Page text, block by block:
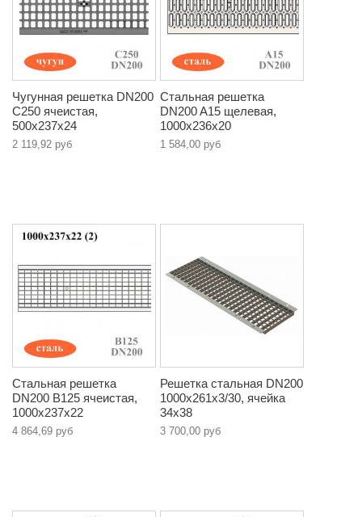
Чугунная решетка DN200
C250 ячеистая,
500х237х24
2 119,92 руб
Стальная решетка
DN200 A15 щелевая,
1000х236х20
1 584,00 руб
Стальная решетка
DN200 B125 ячеистая,
1000х237х22
4 864,69 руб
Решетка стальная DN200
1000х261х3/30, ячейка
34х38
3 700,00 руб